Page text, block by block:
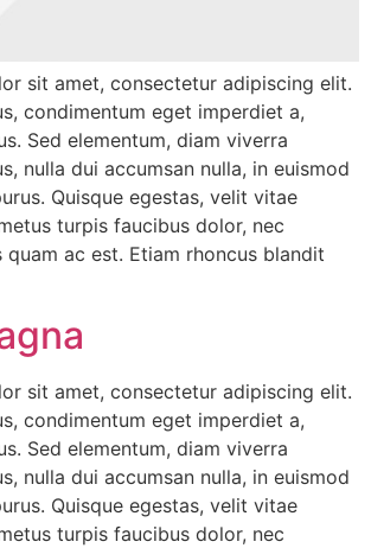
sit amet, consectetur adipiscing elit.
condimentum eget imperdiet a,
Sed elementum, diam viverra
nulla dui accumsan nulla, in euismod
Quisque egestas, velit vitae
turpis faucibus dolor, nec
quam ac est. Etiam rhoncus blandit
sit amet, consectetur adipiscing elit.
condimentum eget imperdiet a,
Sed elementum, diam viverra
nulla dui accumsan nulla, in euismod
Quisque egestas, velit vitae
turpis faucibus dolor, nec